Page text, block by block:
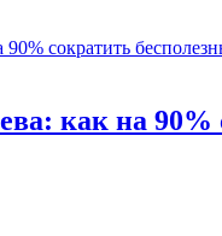
как на 90%